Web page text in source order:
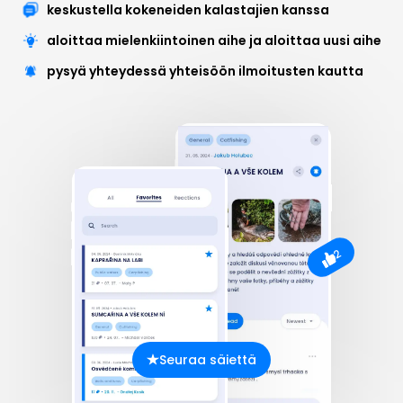
keskustella kokeneiden kalastajien kanssa
aloittaa mielenkiintoinen aihe ja aloittaa uusi aihe
pysyä yhteydessä yhteisöön ilmoitusten kautta
Seuraa säiettä
2